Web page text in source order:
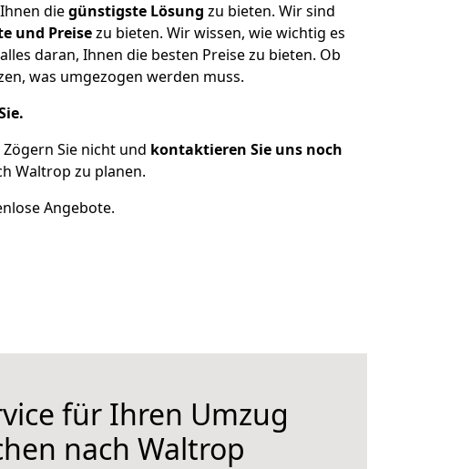
diegünstigste Lösung zu bieten. Wir sind
und Preisezu bieten. Wir wissen, wie wichtig es
daran, Ihnen die besten Preise zu bieten. Ob
was umgezogen werden muss.
Zögern Sie nicht und kontaktieren Sie uns noch
Waltrop zu planen.
Angebote.
für Ihren Umzug
nach Waltrop